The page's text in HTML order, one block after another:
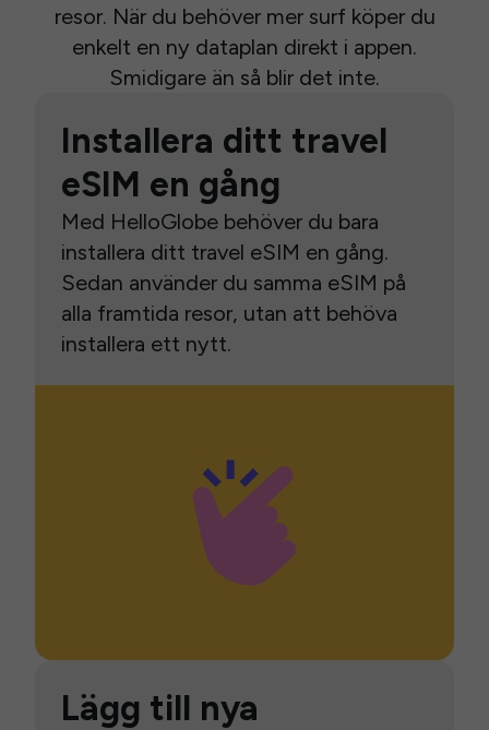
resor. När du behöver mer surf köper du
enkelt en ny dataplan direkt i appen.
Smidigare än så blir det inte.
Installera ditt travel
eSIM en gång
Med HelloGlobe behöver du bara
installera ditt travel eSIM en gång.
Sedan använder du samma eSIM på
alla framtida resor, utan att behöva
installera ett nytt.
Lägg till nya